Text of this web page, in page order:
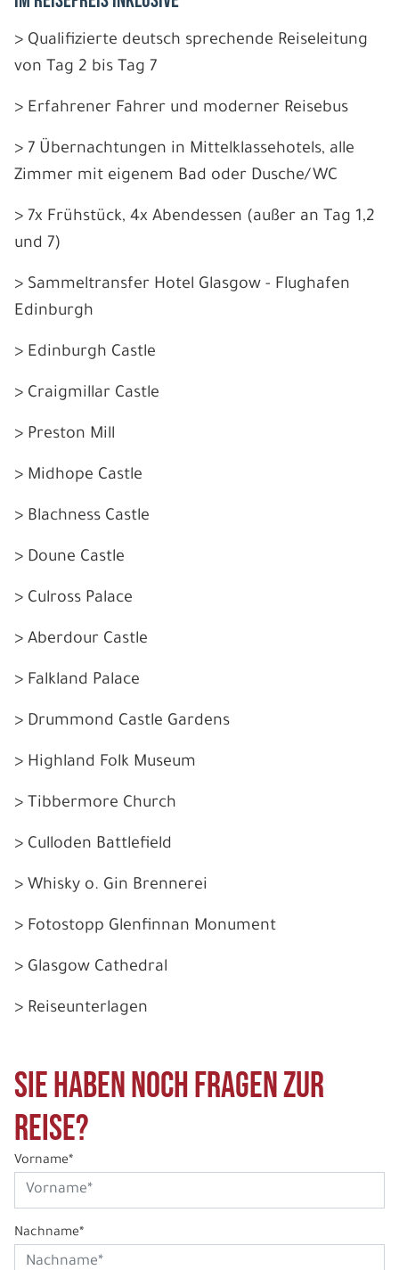
> Qualifizierte deutsch sprechende Reiseleitung
von Tag 2 bis Tag 7
> Erfahrener Fahrer und moderner Reisebus
> 7 Übernachtungen in Mittelklassehotels, alle
Zimmer mit eigenem Bad oder Dusche/WC
> 7x Frühstück, 4x Abendessen (außer an Tag 1,2
und 7)
> Sammeltransfer Hotel Glasgow - Flughafen
Edinburgh
> Edinburgh Castle
> Craigmillar Castle
> Preston Mill
> Midhope Castle
> Blachness Castle
> Doune Castle
> Culross Palace
> Aberdour Castle
> Falkland Palace
> Drummond Castle Gardens
> Highland Folk Museum
> Tibbermore Church
> Culloden Battlefield
> Whisky o. Gin Brennerei
> Fotostopp Glenfinnan Monument
> Glasgow Cathedral
> Reiseunterlagen
Sie haben noch Fragen zur
Reise?
Vorname*
Nachname*